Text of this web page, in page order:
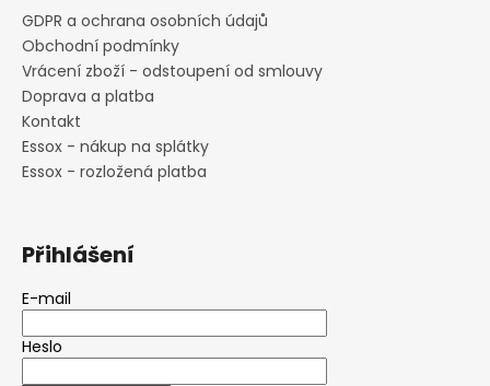
GDPR a ochrana osobních údajů
Obchodní podmínky
Vrácení zboží - odstoupení od smlouvy
Doprava a platba
Kontakt
Essox - nákup na splátky
Essox - rozložená platba
Přihlášení
E-mail
Heslo